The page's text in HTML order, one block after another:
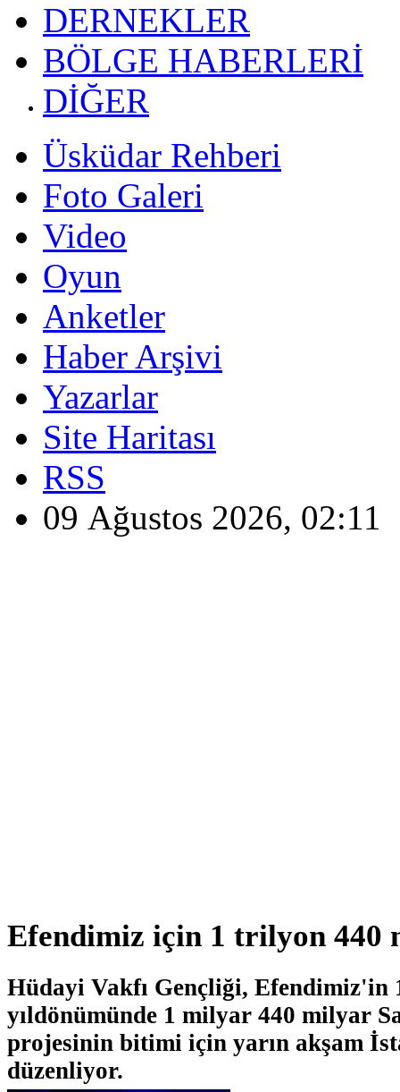
DERNEKLER
BÖLGE HABERLERİ
DİĞER
Üsküdar Rehberi
Foto Galeri
Video
Oyun
Anketler
Haber Arşivi
Yazarlar
Site Haritası
RSS
09 Ağustos 2026, 02:11
Efendimiz için 1 trilyon 440
Hüdayi Vakfı Gençliği, Efendimiz'in
yıldönümünde 1 milyar 440 milyar
projesinin bitimi için yarın akşam
düzenliyor.